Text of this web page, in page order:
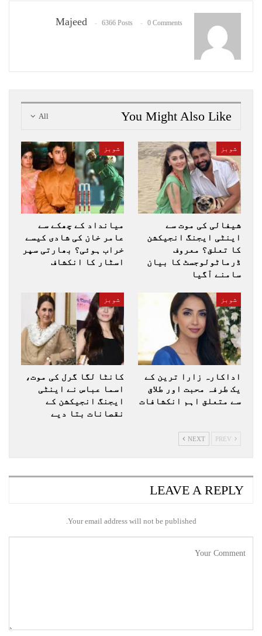
Majeed 6366 Posts 0 Comments
All You Might Also Like
شوبز
شیفالی کی موت سے
اینٹی ایجنگ انجیکشن
کا تعلق؟ معروف
ڈرماٹولوجسٹ کا بیان
سامنے آگیا
شوبز
میانداد کے چھکے سے
عامر خان کی شادی کیسے
خراب ہوئی؟ بھارتی سپر
اسٹار کا انکشاف
شوبز
اداکارہ زارا ترین کے
یک طرفہ محبت اور طلاق
سے متعلق اہم انکشافات
شوبز
کانٹا لگا گرل کی موت،
اسما عباس نے اینٹی
ایجنگ انجیکشن کے
نقصانات بتا دیے
NEXT
LEAVE A REPLY
Your email address will not be published.